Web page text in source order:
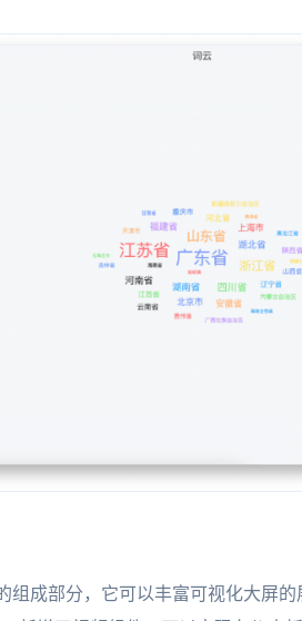
成部分，它可以丰富可视化大屏